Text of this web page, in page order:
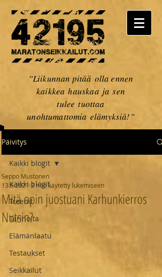
”Liikunnan pitää olla ennen
kaikkea hauskaa ja sen
tulee tuottaa
unohtumattomia elämyksiä!”
Päivitys
Kaikki blogit
Treenit
Tarinoita
Elämänlaatu
Testaukset
Seikkailut
Kaikki blogit
Mitä opin juostuani Karhunkierros
Nutsin?
Seppo Mustonen
13.6.2021 2 min käytetty lukemiseen